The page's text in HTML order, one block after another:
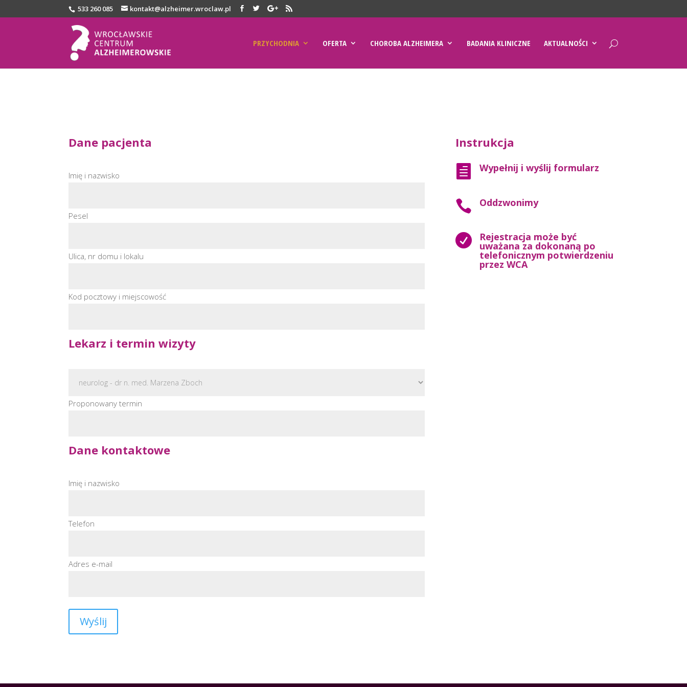
533 260 085 kontakt@alzheimer.wroclaw.pl
PRZYCHODNIA OFERTA CHOROBA ALZHEIMERA BADANIA KLINICZNE AKTUALNOŚCI
Dane pacjenta
Imię i nazwisko
Pesel
Ulica, nr domu i lokalu
Kod pocztowy i miejscowość
Lekarz i termin wizyty
Proponowany termin
Dane kontaktowe
Imię i nazwisko
Telefon
Adres e-mail
Instrukcja
 Wypełnij i wyślij formularz
 Oddzwonimy
 Rejestracja może być
uważana za dokonaną po
telefonicznym potwierdzeniu
przez WCA